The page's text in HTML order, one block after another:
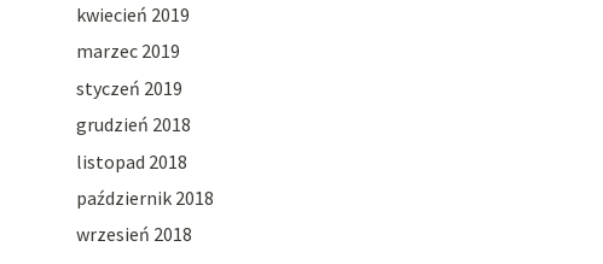
kwiecień 2019
marzec 2019
styczeń 2019
grudzień 2018
listopad 2018
październik 2018
wrzesień 2018